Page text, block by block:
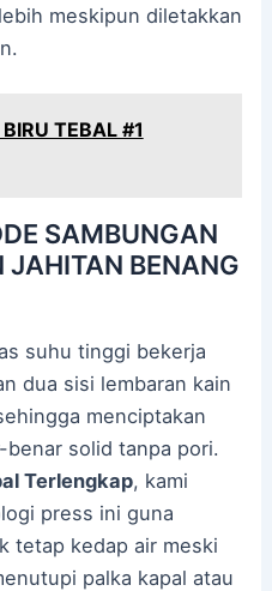
meskipun diletakkan
TEBAL #1
SAMBUNGAN
JAHITAN BENANG
suhu tinggi bekerja
dua sisi lembaran kain
menciptakan
solid tanpa pori.
Terlengkap, kami
press ini guna
tetap kedap air meski
palka kapal atau